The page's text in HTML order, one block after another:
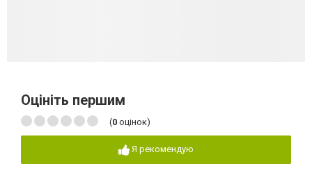
Оцініть першим
(0 оцінок)
Я рекомендую